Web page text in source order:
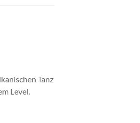
Tanz
Level.